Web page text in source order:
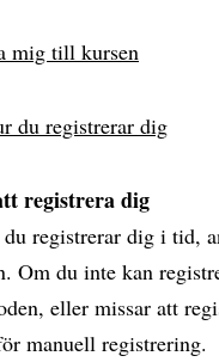
mig till kursen
du registrerar dig
registrera dig
registrerar dig i tid,
Om du inte kan
eller missar att
manuell registrering.